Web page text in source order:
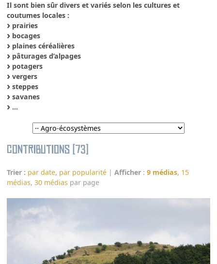
Il sont bien sûr divers et variés selon les cultures et
coutumes locales :
prairies
bocages
plaines céréalières
pâturages d’alpages
potagers
vergers
steppes
savanes
...
Contributions (73)
Trier : par date, par popularité |Afficher :9 médias, 15
médias,30 médias par page